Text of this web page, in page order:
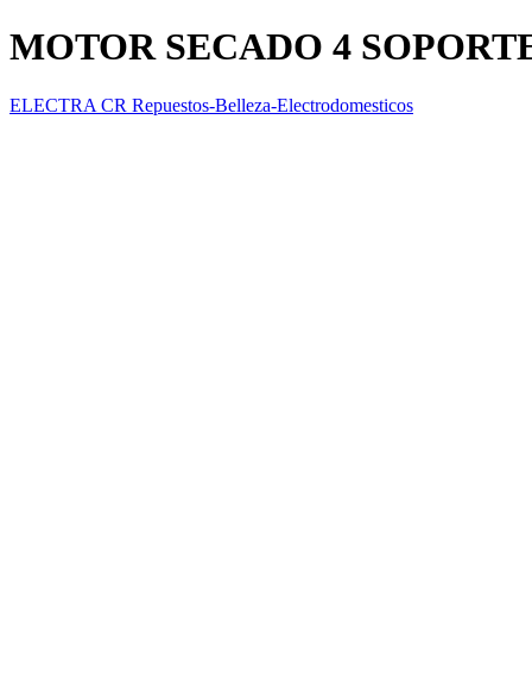
MOTOR SECADO 4
ELECTRA CR Repuestos-Belleza-Electrodomesticos